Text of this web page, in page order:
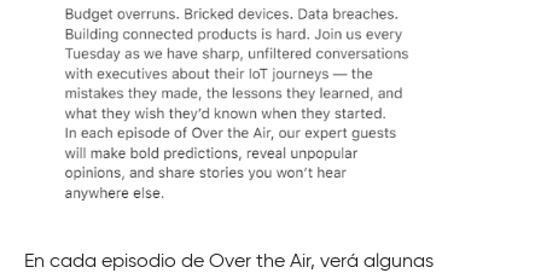
En cada episodio de Over the Air, verá algunas